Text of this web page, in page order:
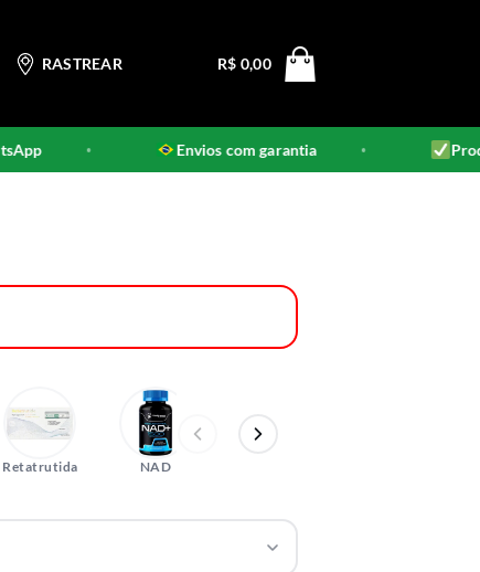
RASTREAR R$ 0,00
Envios com garantia • Produtos 100%
Retatrutida NAD